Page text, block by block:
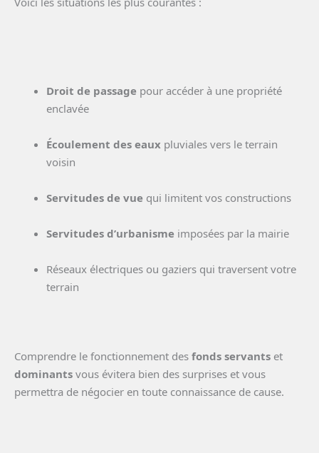
Droit de passage pour accéder à une propriété
enclavée
Écoulement des eaux pluviales vers le terrain
voisin
Servitudes de vue qui limitent vos constructions
Servitudes d’urbanisme imposées par la mairie
Réseaux électriques ou gaziers qui traversent votre
terrain
Comprendre le fonctionnement des fonds servants et
dominants vous évitera bien des surprises et vous
permettra de négocier en toute connaissance de cause.